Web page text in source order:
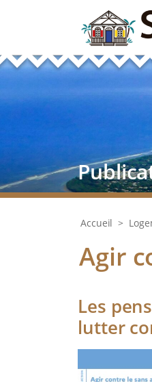
Accueil >
Agir
Les
lutter